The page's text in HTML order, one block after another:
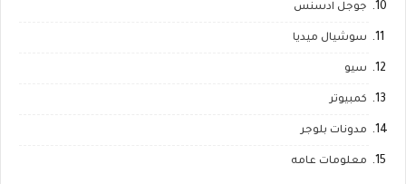
جوجل ادسنس
سوشيال ميديا
سيو
كمبيوتر
مدونات بلوجر
معلومات عامه